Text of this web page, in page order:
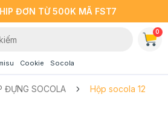
ĐƠN TỪ 500K MÃ FST7
Cookie Socola
0
ĐỰNG SOCOLA
Hộp socola 12